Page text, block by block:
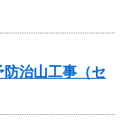
治山工事（セ